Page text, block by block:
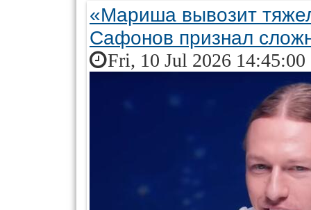
«Мариша вывозит
Сафонов признал
Fri, 10 Jul 2026 14:45:00